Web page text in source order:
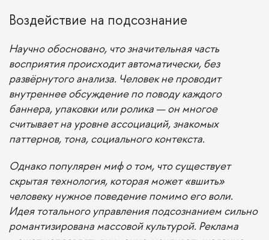
Воздействие на подсознание
Научно обосновано, что значительная часть
восприятия происходит автоматически, без
развёрнутого анализа. Человек не проводит
внутреннее обсуждение по поводу каждого
баннера, упаковки или ролика — он многое
считывает на уровне ассоциаций, знакомых
паттернов, тона, социального контекста.
Однако популярен миф о том, что существует
скрытая технология, которая может «вшить»
человеку нужное поведение помимо его воли.
Идея тотального управления подсознанием сильно
романтизирована массовой культурой. Реклама